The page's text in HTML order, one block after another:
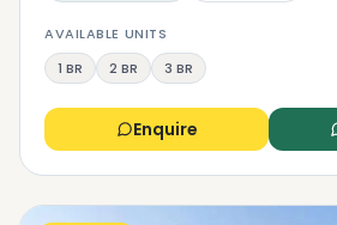
AVAILABLE UNITS
1 BR
2 BR 3 BR
Enquire